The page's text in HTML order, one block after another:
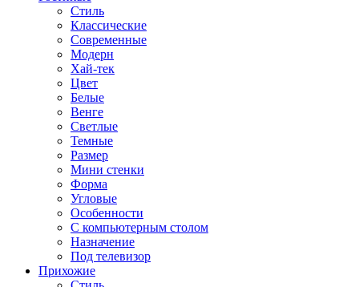
Стиль
Классические
Современные
Модерн
Хай-тек
Цвет
Белые
Венге
Светлые
Темные
Размер
Мини стенки
Форма
Угловые
Особенности
С компьютерным столом
Назначение
Под телевизор
Прихожие